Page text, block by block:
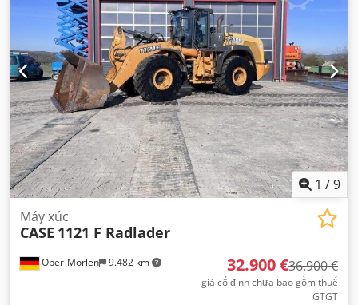
1 /9
Ober-Mörlen 9.482 km
Máy xúc
CASE 1121 F Radlader
32.900 €36.900 €
giá cố định chưa bao gồm thuế
GTGT